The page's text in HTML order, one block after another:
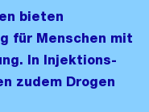
bieten
für Menschen mit
In Injektions-
zudem Drogen